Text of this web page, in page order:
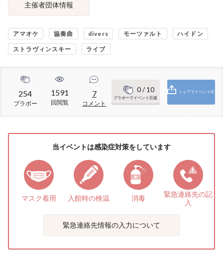
主催者団体情報
アマオケ 協奏曲 divers モーツァルト ハイドン
ストラヴィンスキー ライブ
254
ブラボー
1591
回閲覧
7
コメント
0/ 10
ブラボーでイベント応援
シェアでイベント応
当イベントは感染症対策をしています
マスク着用 入館時の検温 消毒 緊急連絡先の記
入
緊急連絡先情報の入力について